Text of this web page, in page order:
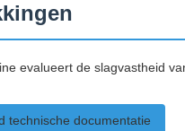
evalueert de slagvastheid
technische documentatie